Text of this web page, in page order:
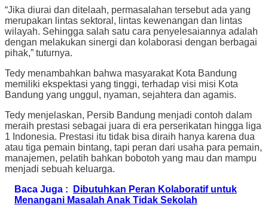
“Jika diurai dan ditelaah, permasalahan tersebut ada yang
merupakan lintas sektoral, lintas kewenangan dan lintas
wilayah. Sehingga salah satu cara penyelesaiannya adalah
dengan melakukan sinergi dan kolaborasi dengan berbagai
pihak,” tuturnya.
Tedy menambahkan bahwa masyarakat Kota Bandung
memiliki ekspektasi yang tinggi, terhadap visi misi Kota
Bandung yang unggul, nyaman, sejahtera dan agamis.
Tedy menjelaskan, Persib Bandung menjadi contoh dalam
meraih prestasi sebagai juara di era perserikatan hingga liga
1 Indonesia. Prestasi itu tidak bisa diraih hanya karena dua
atau tiga pemain bintang, tapi peran dari usaha para pemain,
manajemen, pelatih bahkan bobotoh yang mau dan mampu
menjadi sebuah keluarga.
Baca Juga :
Dibutuhkan Peran Kolaboratif untuk
Menangani Masalah Anak Tidak Sekolah